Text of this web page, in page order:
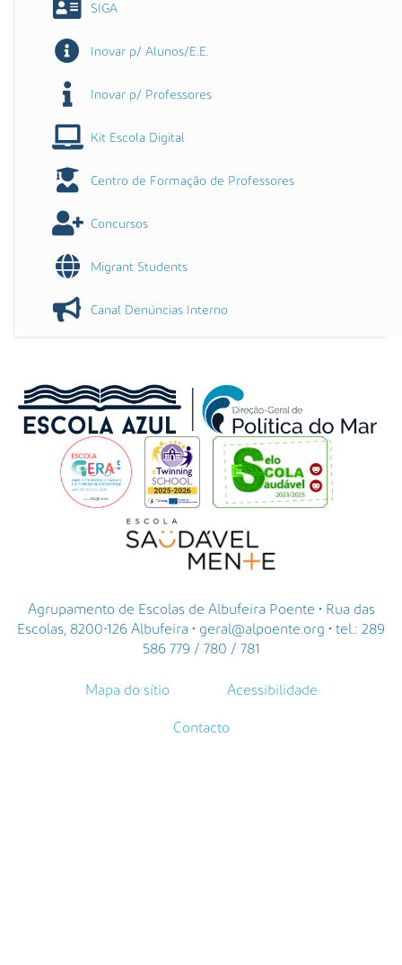
SIGA
Inovar p/ Alunos/E.E.
Inovar p/ Professores
Kit Escola Digital
Centro de Formação de Professores
Concursos
Migrant Students
Canal Denúncias Interno
Agrupamento de Escolas de Albufeira Poente • Rua das
Escolas, 8200-126 Albufeira • geral@alpoente.org • tel.: 289
586 779 / 780 / 781
Mapa do sítio Acessibilidade
Contacto